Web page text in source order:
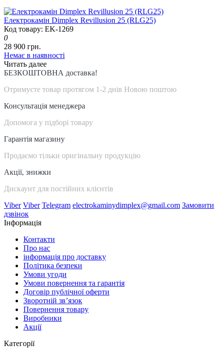
Електрокамін Dimplex Revillusion 25 (RLG25)
Код товару: EK-1269
0
28 900 грн.
Немає в наявності
Читать далее
БЕЗКОШТОВНА доставка!
Отримуєте товар протягом 1-2 днів Новою поштою
Консультація менеджера
Допомога у підборі товару
Гарантія магазину
Продаємо тільки оригінальну продукцію
Акції, знижки
Дискаунт для постійних клієнтів
Viber Viber Telegram electrokaminydimplex@gmail.com Замовити
дзвінок
Інформація
Контакти
Про нас
інформація про доставку
Політика безпеки
Умови угоди
Умови повернення та гарантія
Договір публічної оферти
Зворотній зв’язок
Повернення товару
Виробники
Акції
Категорії